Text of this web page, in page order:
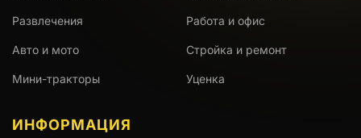
Развлечения Работа и офис
Авто и мото Стройка и ремонт
Мини-тракторы Уценка
ИНФОРМАЦИЯ